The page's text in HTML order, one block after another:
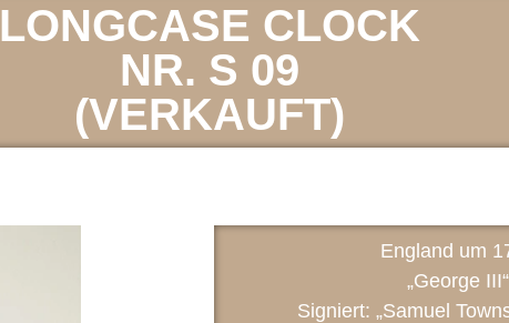
LONGCASE CLOCK
NR. S 09
(VERKAUFT)
England um
„George III“
Signiert: „Samuel